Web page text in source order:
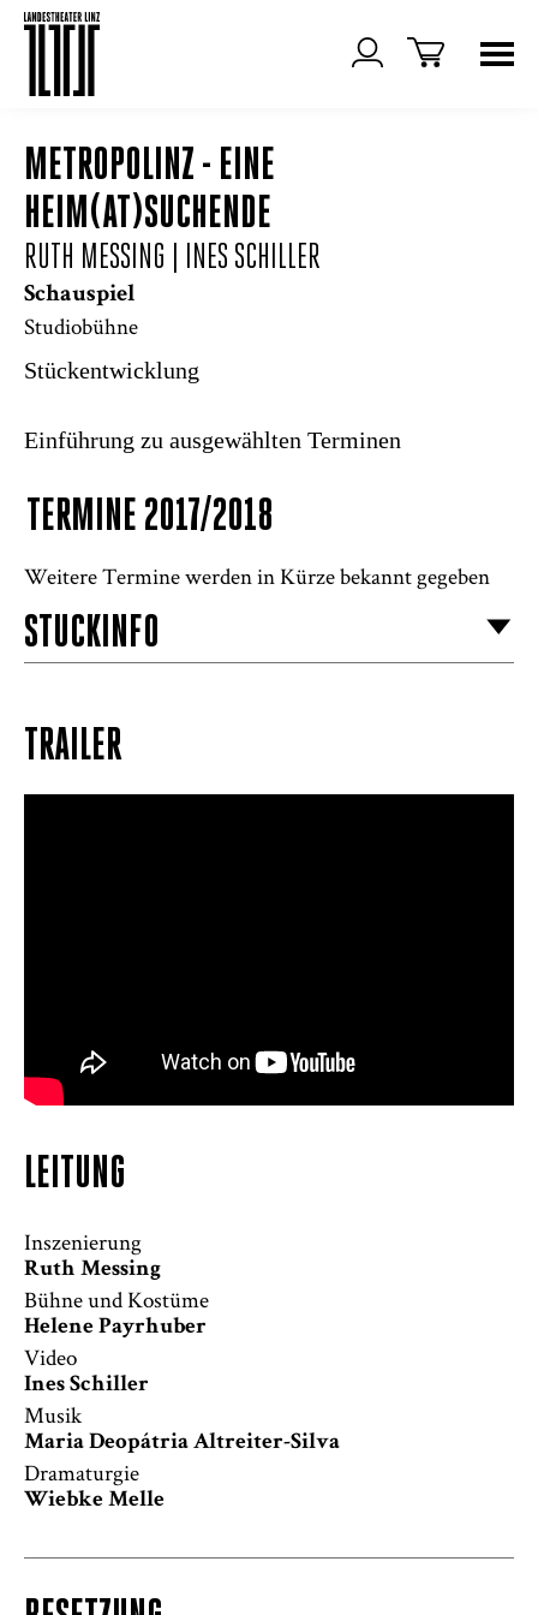
METROPOLINZ - EINE
HEIM(AT)SUCHENDE
RUTH MESSING | INES SCHILLER
Schauspiel
Studiobühne
Stückentwicklung
Einführung zu ausgewählten Terminen
TERMINE 2017/2018
Weitere Termine werden in Kürze bekannt gegeben
STÜCKINFO
TRAILER
LEITUNG
Inszenierung
Ruth Messing
Bühne und Kostüme
Helene Payrhuber
Video
Ines Schiller
Musik
Maria Deopátria Altreiter-Silva
Dramaturgie
Wiebke Melle